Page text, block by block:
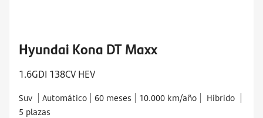
Hyundai Kona DT Maxx
1.6GDI 138CV HEV
Suv Automático 60 meses 10.000 km/año Hibrido
5 plazas